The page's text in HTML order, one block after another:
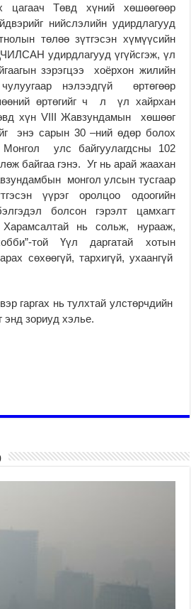
цагаач Төвд хүний хөшөөгөөр
нийслэлийн удирдлагууд
төлөө зүтгэсэн хүмүүсийн
удирдлагууд үгүйсгэж, үл
зэрэгцээ хоёрхон жилийн
нэлээдгүй өртөгөөр
өртөгийг ч л үл хайрхан
хүн VIII Жавзундамын хөшөөг
энэ сарын 30 –ний өдөр болох
улс байгуулагдсны 102
байгаа гэнэ. Уг нь арай жаахан
монгол улсын тусгаар
үүрэг оролцоо одоогийн
болсон гэрэлт цамхагт
Харамсалтай нь сольж, нурааж,
той Үүл даргатай хотын
сөхөөгүй, тархигүй, ухаангүй
гаргах нь тулхтай улстөрчдийн
энд зориуд хэлье.